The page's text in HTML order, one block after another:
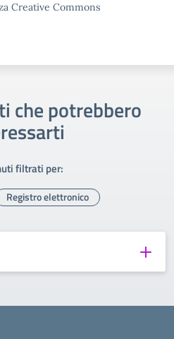
Creative Commons
che potrebbero
filtrati per:
Registro elettronico